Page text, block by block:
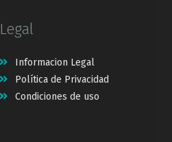
Legal
Informacion Legal
Política de Privacidad
Condiciones de uso